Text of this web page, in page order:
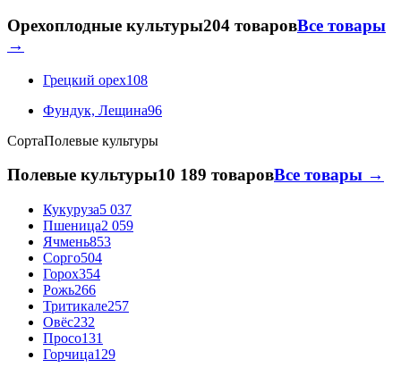
Орехоплодные культуры204 товаровВсе товары
→
Грецкий орех108
Фундук, Лещина96
СортаПолевые культуры
Полевые культуры10 189 товаровВсе товары →
Кукуруза5 037
Пшеница2 059
Ячмень853
Сорго504
Горох354
Рожь266
Тритикале257
Овёс232
Просо131
Горчица129